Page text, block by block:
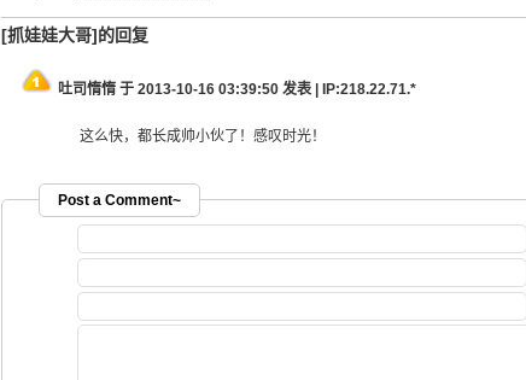
[抓娃娃大哥]的回复
吐司惰惰 于 2013-10-16 03:39:50 发表 | IP:218.22.71.*
这么快，都长成帅小伙了！感叹时光！
Post a Comment~